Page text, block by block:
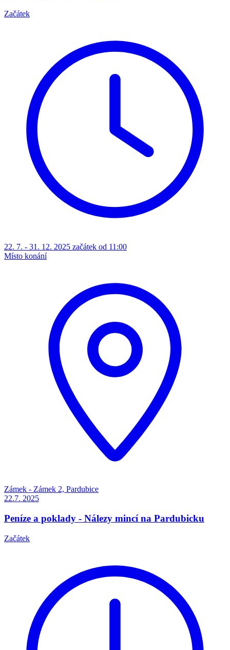
Začátek
22. 7. - 31. 12. 2025 začátek od 11:00
Místo konání
Zámek - Zámek 2, Pardubice
22.7. 2025
Peníze a poklady - Nálezy mincí na Pardubicku
Začátek